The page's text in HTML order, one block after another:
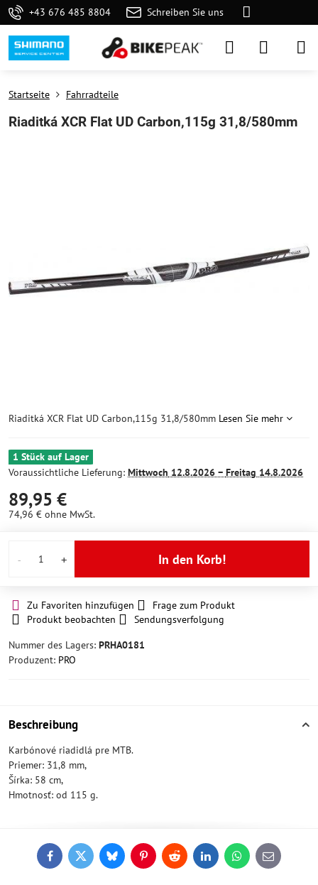
+43 676 485 8804 Schreiben Sie uns
Startseite Fahrradteile
Riaditká XCR Flat UD Carbon,115g 31,8/580mm
Riaditká XCR Flat UD Carbon,115g 31,8/580mm Lesen Sie mehr
1 Stück auf Lager
Voraussichtliche Lieferung: Mittwoch 12.8.2026 − Freitag 14.8.2026
89,95 €
74,96 € ohne MwSt.
In den Korb!
Zu Favoriten hinzufügen
Frage zum Produkt
Produkt beobachten
Sendungsverfolgung
Nummer des Lagers: PRHA0181
Produzent: PRO
Beschreibung
Karbónové riadidlá pre MTB.
Priemer: 31,8 mm,
Šírka: 58 cm,
Hmotnosť: od 115 g.
FacebookTwitterBlueskyPinterestReddit LinkedInWhatsApp
E-
mail